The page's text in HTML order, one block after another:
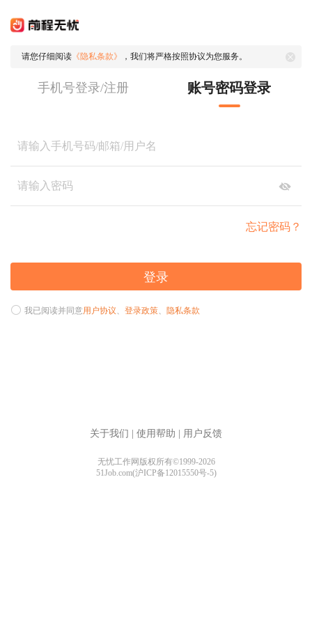
请您仔细阅读 《隐私条款》 ，我们将严格按照协议为您服务。
手机号登录/注册 账号密码登录
忘记密码？
登录
我已阅读并同意用户协议、 登录政策、 隐私条款
关于我们 使用帮助 用户反馈
无忧工作网版权所有©1999-2026
51Job.com(沪ICP备12015550号-5)